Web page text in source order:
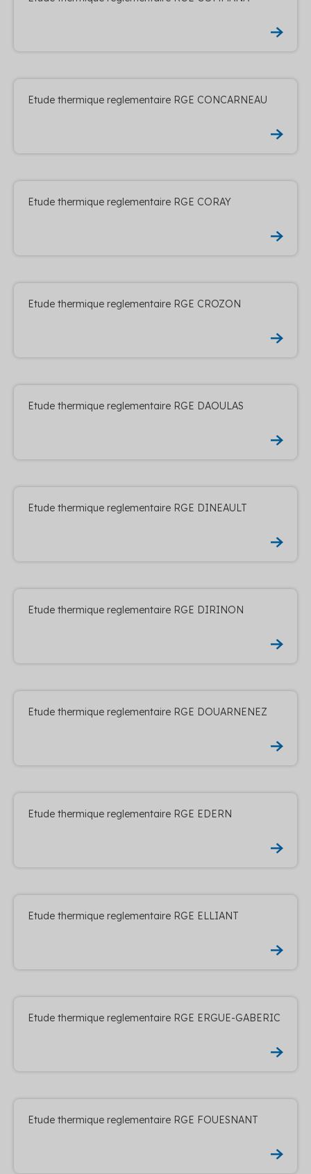
Etude thermique reglementaire RGE CONCARNEAU
Etude thermique reglementaire RGE CORAY
Etude thermique reglementaire RGE CROZON
Etude thermique reglementaire RGE DAOULAS
Etude thermique reglementaire RGE DINEAULT
Etude thermique reglementaire RGE DIRINON
Etude thermique reglementaire RGE DOUARNENEZ
Etude thermique reglementaire RGE EDERN
Etude thermique reglementaire RGE ELLIANT
Etude thermique reglementaire RGE ERGUE-GABERIC
Etude thermique reglementaire RGE FOUESNANT